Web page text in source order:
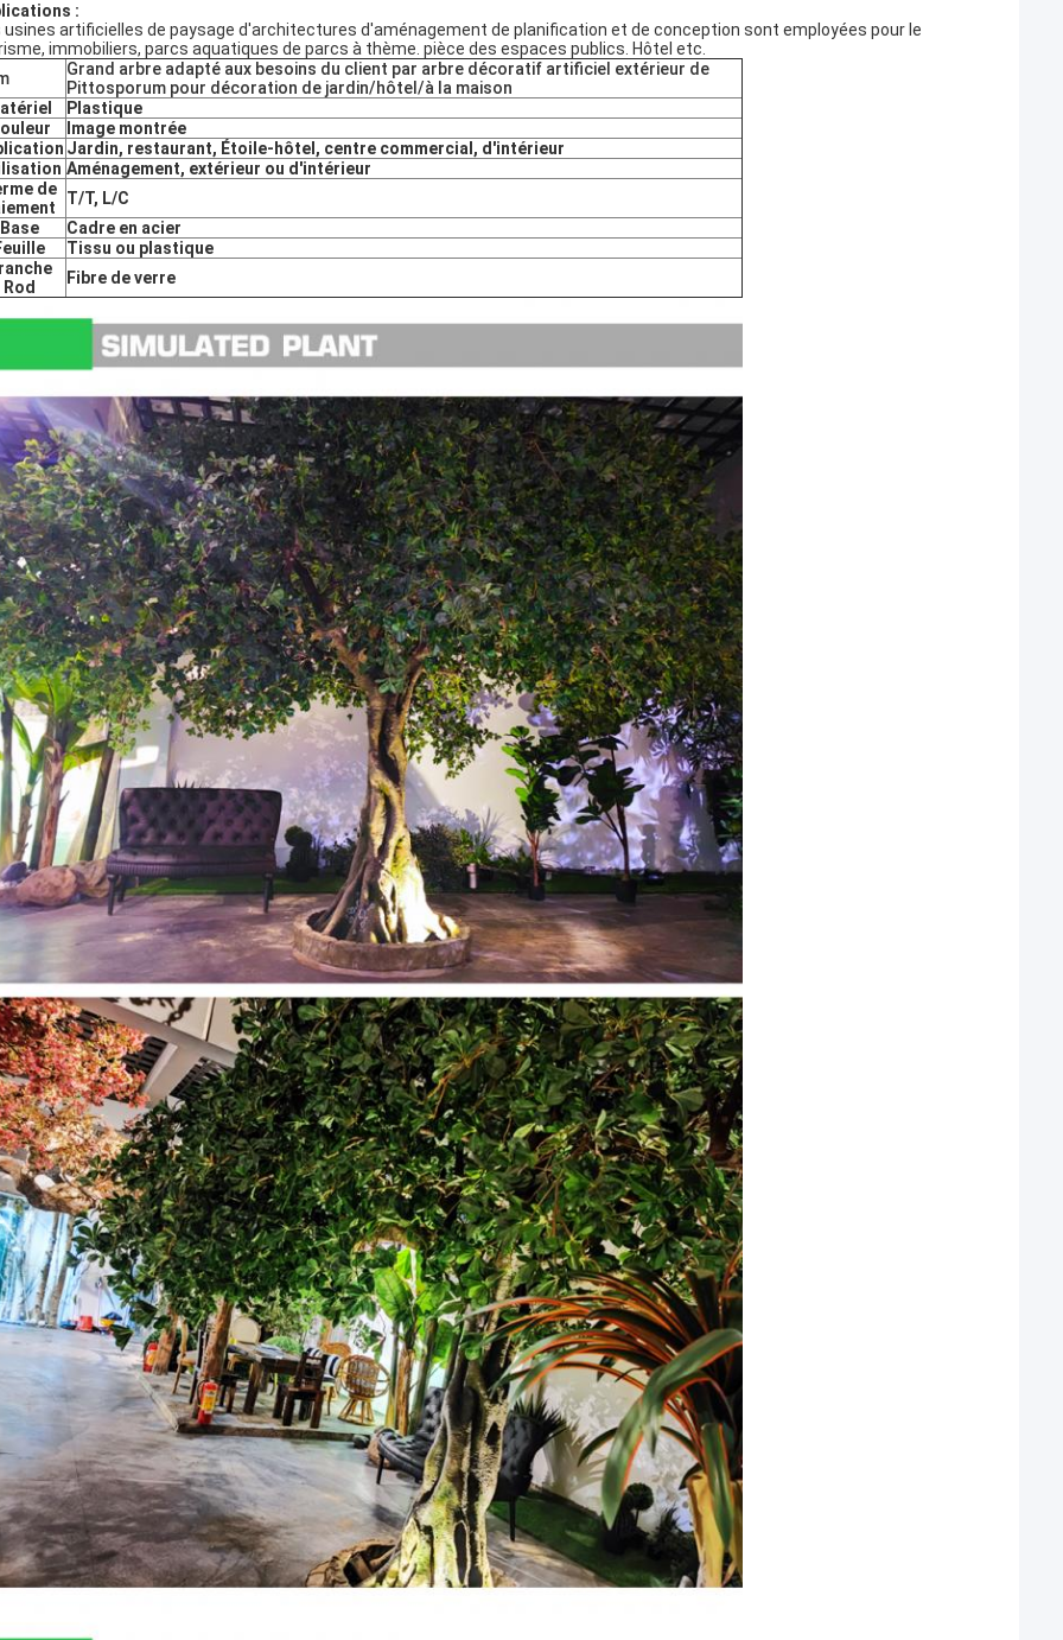
:
usines artificielles de paysage d'architectures d'aménagement de planification et de conception sont employées pour le
immobiliers, parcs aquatiques de parcs à thème. pièce des espaces publics. Hôtel etc.
Grand arbre adapté aux besoins du client par arbre décoratif artificiel extérieur de
Pittosporum pour décoration de jardin/hôtel/à la maison
Plastique
Image montrée
Jardin, restaurant, Étoile-hôtel, centre commercial, d'intérieur
Aménagement, extérieur ou d'intérieur
de T/T, L/C
Base
Cadre en acier
Tissu ou plastique
Rod
Fibre de verre